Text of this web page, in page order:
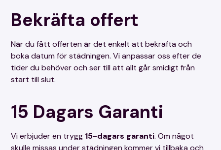
då vi inte kan ta ansvar om det orsakar
skador på väggar/tapeter.
Bortforsling av sopor ingår ej.
Kyl och frys skall vara avfrostade och
avstängda.
Front till badkar, ugnsluckans översta glas
demonteras / monteras av kund.
Demontering och montering av badkarsfront,
på slutna element måste utföras av kunden.
Bekräfta offert
När du fått offerten är det enkelt att bekräfta och
boka datum för städningen. Vi anpassar oss efter de
tider du behöver och ser till att allt går smidigt från
start till slut.
15 Dagars Garanti
Vi erbjuder en trygg 15-dagars garanti. Om något
skulle missas under städningen kommer vi tillbaka och